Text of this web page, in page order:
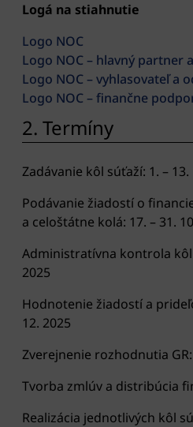
Logá na stiahnutie
Logo NOC
Logo NOC – hlavný partner
Logo NOC – vyhlasovateľ a
Logo NOC – finančne
2. Termíny
Zadávanie kôl súťaží: 1. – 13.
Podávanie žiadostí o
a celoštátne kolá: 17. – 31.
Administratívna kontrola kôl
2025
Hodnotenie žiadostí a
12. 2025
Zverejnenie rozhodnutia GR:
Tvorba zmlúv a distribúcia
Realizácia jednotlivých kôl